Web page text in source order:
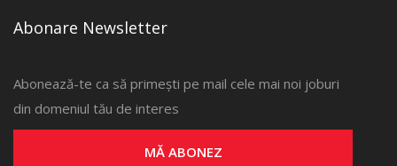
Abonare Newsletter
Abonează-te ca să primești pe mail cele mai noi joburi
din domeniul tău de interes
MĂ ABONEZ